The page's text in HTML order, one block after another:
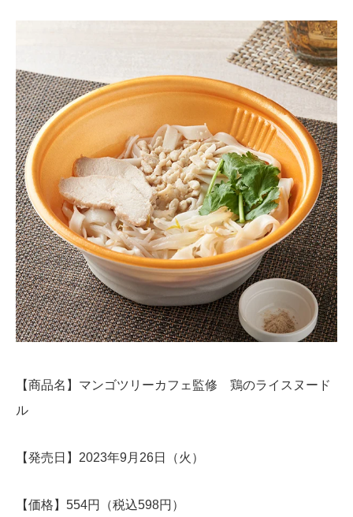
【商品名】マンゴツリーカフェ監修 鶏のライスヌード
ル
【発売日】2023年9月26日（火）
【価格】554円（税込598円）